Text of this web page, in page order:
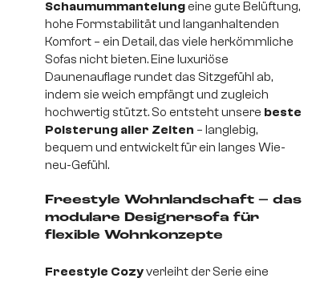
Schaumummantelung eine gute Belüftung,
hohe Formstabilität und langanhaltenden
Komfort – ein Detail, das viele herkömmliche
Sofas nicht bieten. Eine luxuriöse
Daunenauflage rundet das Sitzgefühl ab,
indem sie weich empfängt und zugleich
hochwertig stützt. So entsteht unsere beste
Polsterung aller Zeiten – langlebig,
bequem und entwickelt für ein langes Wie-
neu-Gefühl.
Freestyle Wohnlandschaft – das
modulare Designersofa für
flexible Wohnkonzepte
Freestyle Cozyverleiht der Serie eine